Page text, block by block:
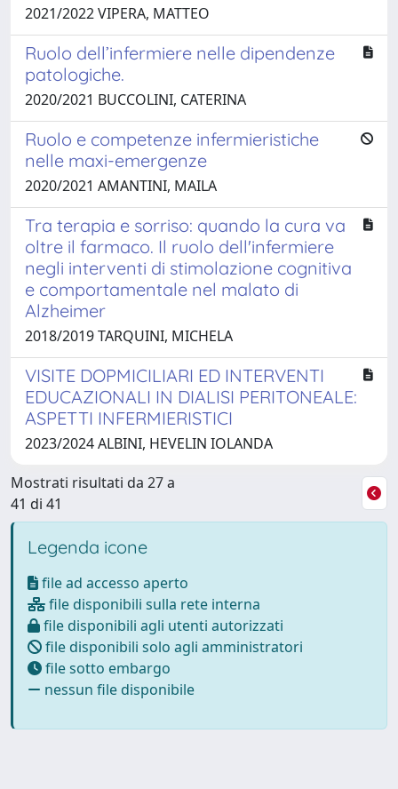
2021/2022 VIPERA, MATTEO
Ruolo dell’infermiere nelle dipendenze
patologiche.
2020/2021 BUCCOLINI, CATERINA
Ruolo e competenze infermieristiche
nelle maxi-emergenze
2020/2021 AMANTINI, MAILA
Tra terapia e sorriso: quando la cura va
oltre il farmaco. Il ruolo dell'infermiere
negli interventi di stimolazione cognitiva
e comportamentale nel malato di
Alzheimer
2018/2019 TARQUINI, MICHELA
VISITE DOPMICILIARI ED INTERVENTI
EDUCAZIONALI IN DIALISI PERITONEALE:
ASPETTI INFERMIERISTICI
2023/2024 ALBINI, HEVELIN IOLANDA
Mostrati risultati da 27 a
41 di 41
Legenda icone
file ad accesso aperto
file disponibili sulla rete interna
file disponibili agli utenti autorizzati
file disponibili solo agli amministratori
file sotto embargo
nessun file disponibile